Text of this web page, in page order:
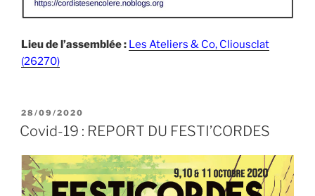
Lieu de l’assemblée : Les Ateliers & Co, Cliousclat
(26270)
PUBLIÉ
LE
28/09/2020
Covid-19 : REPORT DU FESTI’CORDES